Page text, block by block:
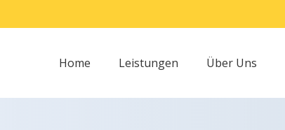
Home Leistungen Über Uns